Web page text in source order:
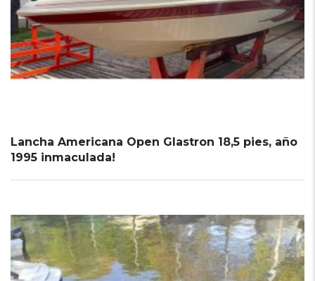
Lancha Americana Open Glastron 18,5 pies, año
1995 inmaculada!